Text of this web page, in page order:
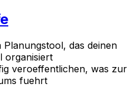
Planungstool, das deinen
organisiert
veroeffentlichen, was zur
fuehrt